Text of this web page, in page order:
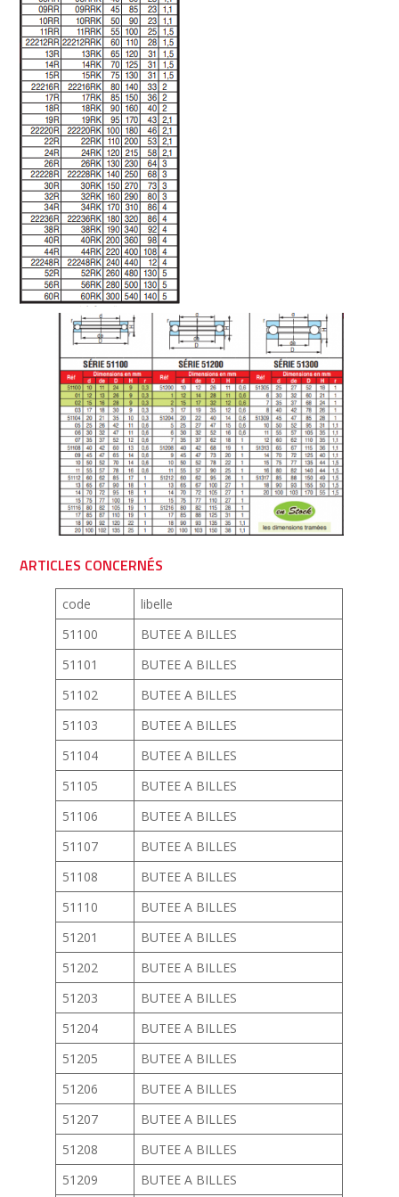
ARTICLES CONCERNÉS
code
libelle
51100
BUTEE A BILLES
51101
BUTEE A BILLES
51102
BUTEE A BILLES
51103
BUTEE A BILLES
51104
BUTEE A BILLES
51105
BUTEE A BILLES
51106
BUTEE A BILLES
51107
BUTEE A BILLES
51108
BUTEE A BILLES
51110
BUTEE A BILLES
51201
BUTEE A BILLES
51202
BUTEE A BILLES
51203
BUTEE A BILLES
51204
BUTEE A BILLES
51205
BUTEE A BILLES
51206
BUTEE A BILLES
51207
BUTEE A BILLES
51208
BUTEE A BILLES
51209
BUTEE A BILLES